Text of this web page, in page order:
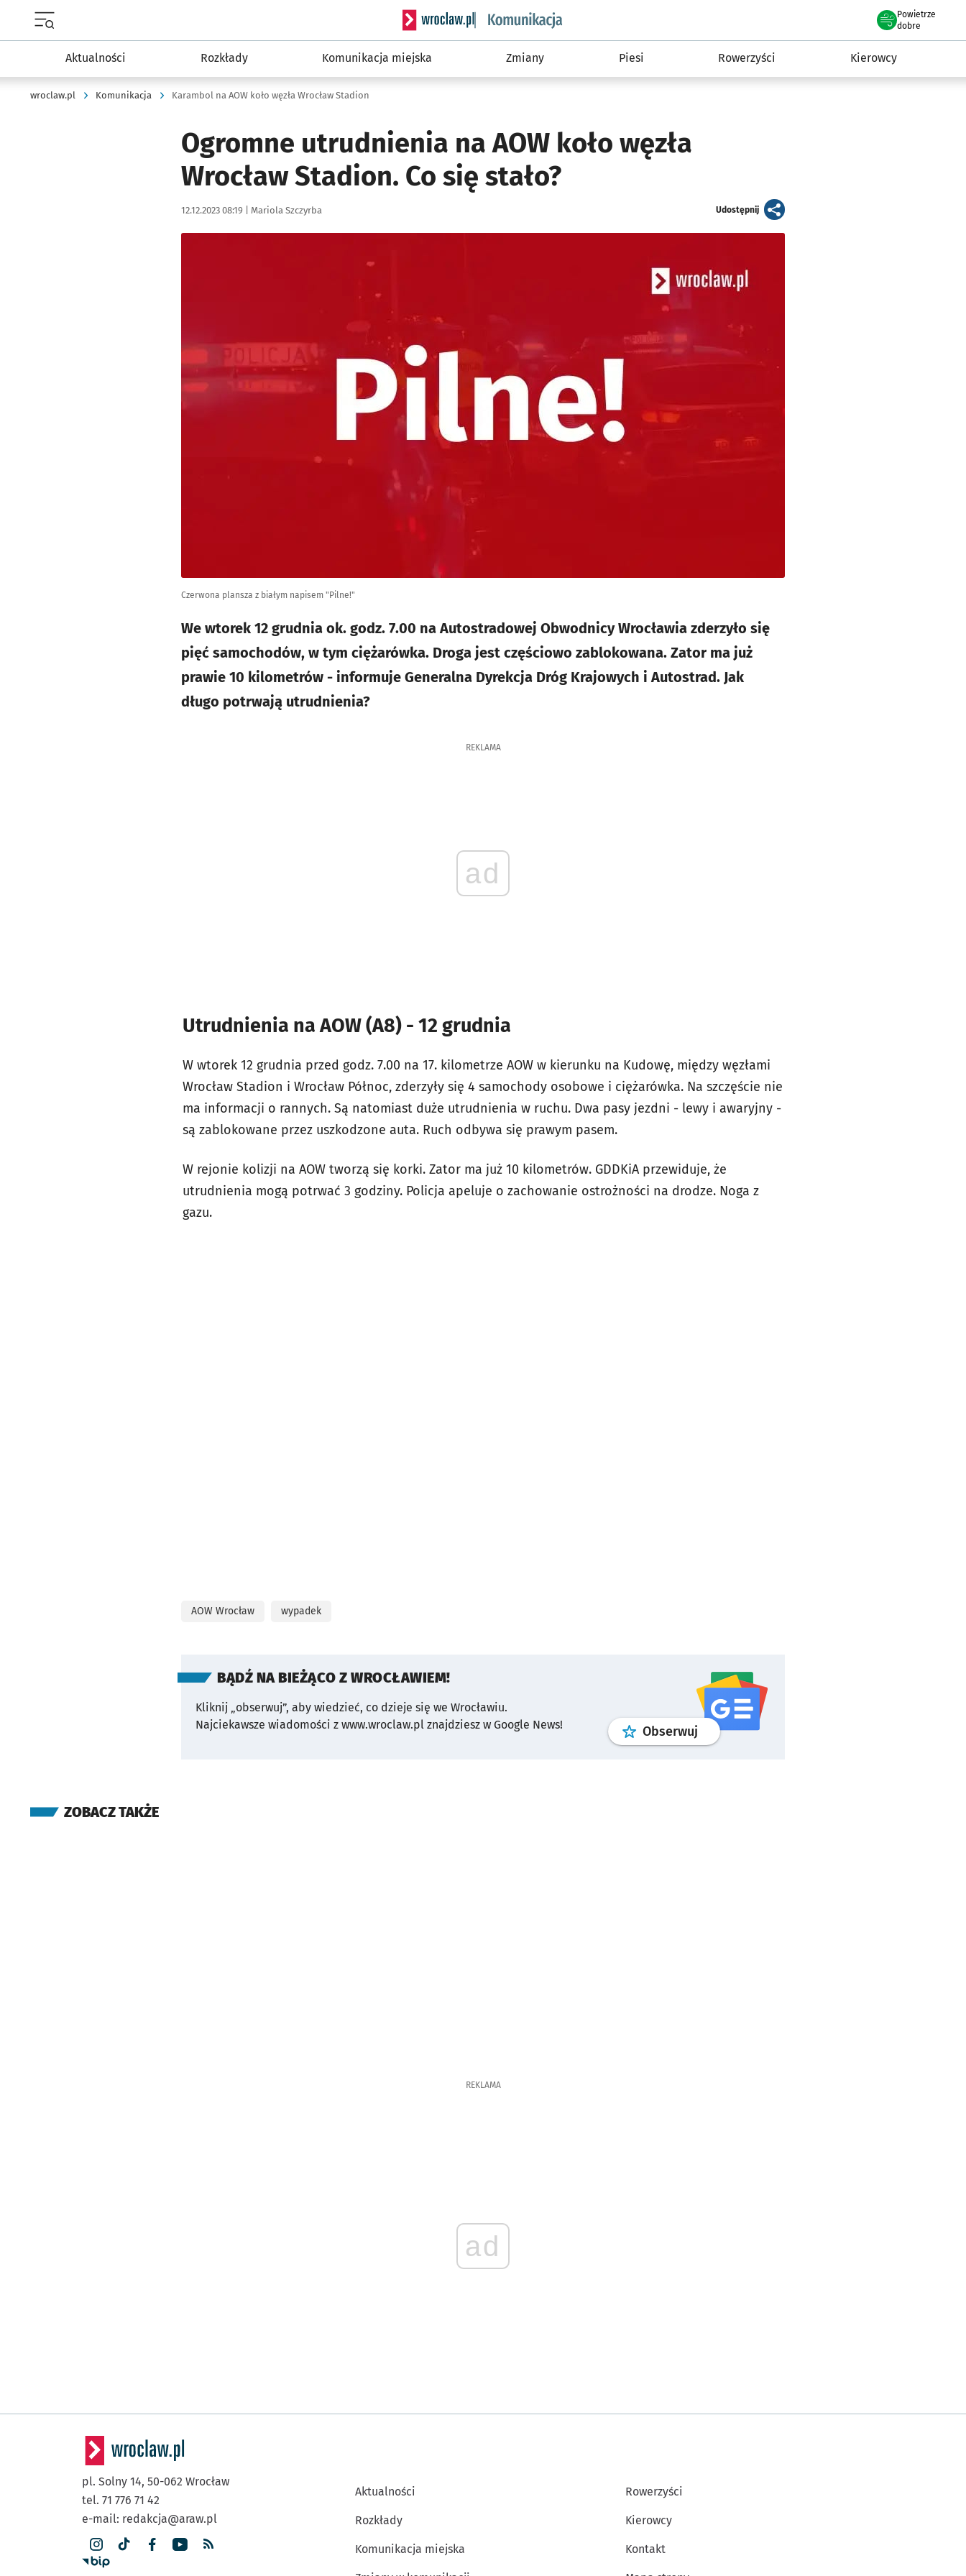
Serwis informacyjny wroclaw.pl podserwis: Komunikacja
Powietrze
we Wrocławiu
dobre
Aktualności Rozkłady Komunikacja miejska Zmiany Piesi Rowerzyści Kierowcy
wroclaw.pl Komunikacja Karambol na AOW koło węzła Wrocław Stadion
Ogromne utrudnienia na AOW koło węzła
Wrocław Stadion. Co się stało?
Data publikacji:
12.12.2023 08:19 | Autor:
Mariola Szczyrba Udostępnijartykuł
Czerwona plansza z białym napisem "Pilne!"
We wtorek 12 grudnia ok. godz. 7.00 na Autostradowej Obwodnicy Wrocławia zderzyło się
pięć samochodów, w tym ciężarówka. Droga jest częściowo zablokowana. Zator ma już
prawie 10 kilometrów - informuje Generalna Dyrekcja Dróg Krajowych i Autostrad. Jak
długo potrwają utrudnienia?
REKLAMA
ad
Utrudnienia na AOW (A8) - 12 grudnia
W wtorek 12 grudnia przed godz. 7.00 na 17. kilometrze AOW w kierunku na Kudowę, między węzłami
Wrocław Stadion i Wrocław Północ, zderzyły się 4 samochody osobowe i ciężarówka. Na szczęście nie
ma informacji o rannych. Są natomiast duże utrudnienia w ruchu. Dwa pasy jezdni - lewy i awaryjny -
są zablokowane przez uszkodzone auta. Ruch odbywa się prawym pasem.
W rejonie kolizji na AOW tworzą się korki. Zator ma już 10 kilometrów. GDDKiA przewiduje, że
utrudnienia mogą potrwać 3 godziny. Policja apeluje o zachowanie ostrożności na drodze. Noga z
gazu.
AOW Wrocław wypadek
BĄDŹ NA BIEŻĄCO Z WROCŁAWIEM!
Kliknij „obserwuj”, aby wiedzieć, co dzieje się we Wrocławiu.
Najciekawsze wiadomości z www.wroclaw.pl znajdziesz w Google News!
Obserwuj profilgoogle news
ZOBACZ TAKŻE
REKLAMA
ad
pl. Solny 14, 50-062 Wrocław
tel. 71 776 71 42
e-mail: redakcja@araw.pl
Aktualności
Rozkłady
Komunikacja miejska
Rowerzyści
Kierowcy
Kontakt